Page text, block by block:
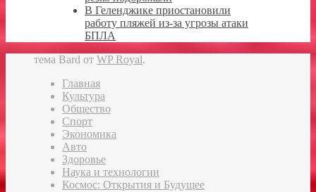
В Геленджике приостановили
работу пляжей из-за угрозы атаки
БПЛА
тема Bard от WP Royal.
Главная
Культура
Общество
Спорт
Экономика
Авто
Здоровье
Наука и технологии
Космос: Открытия и Будущее